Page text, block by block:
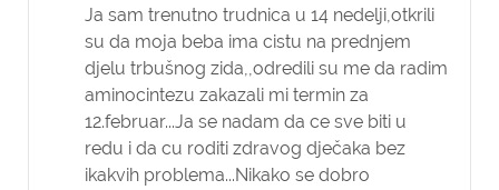
Ja sam trenutno trudnica u 14 nedelji,otkrili
su da moja beba ima cistu na prednjem
djelu trbušnog zida,,odredili su me da radim
aminocintezu zakazali mi termin za
12.februar...Ja se nadam da ce sve biti u
redu i da cu roditi zdravog dječaka bez
ikakvih problema...Nikako se dobro